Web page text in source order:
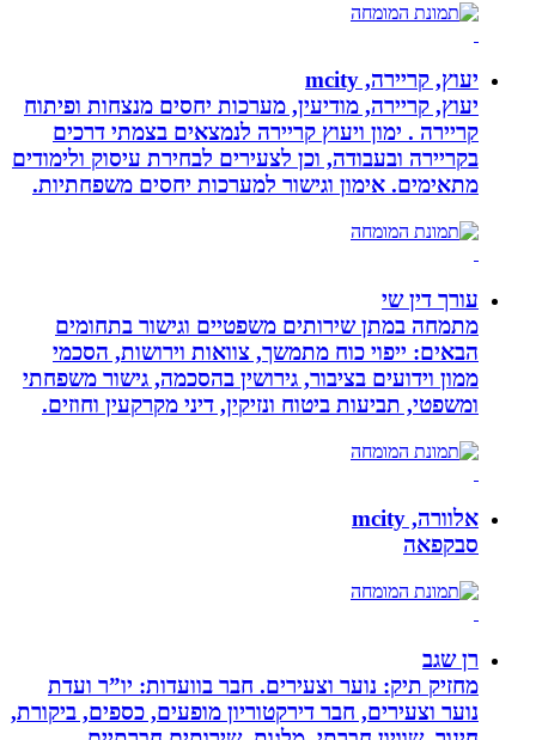
יעוץ, קריירה, mcity
יעוץ, קריירה, מודיעין, מערכות יחסים מנצחות ופיתוח
קריירה . ימון ויעוץ קריירה לנמצאים בצמתי דרכים
בקריירה ובעבודה, וכן לצעירים לבחירת עיסוק ולימודים
מתאימים. אימון וגישור למערכות יחסים משפחתיות.
עורך דין שי
מתמחה במתן שירותים משפטיים וגישור בתחומים
הבאים: ייפוי כוח מתמשך, צוואות וירושות, הסכמי
ממון וידועים בציבור, גירושין בהסכמה, גישור משפחתי
ומשפטי, תביעות ביטוח ונזיקין, דיני מקרקעין וחוזים.
אלוורה, mcity
סבקפאה
רן שגב
מחזיק תיק: נוער וצעירים. חבר בוועדות: יו”ר ועדת
נוער וצעירים, חבר דירקטוריון מופעים, כספים, ביקורת,